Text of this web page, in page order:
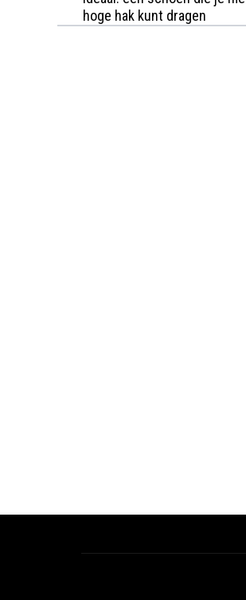
hoge hak kunt dragen